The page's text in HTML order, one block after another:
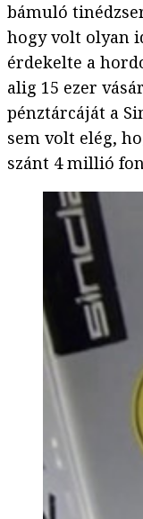
bámuló
hogy volt olyan
érdekelte a
alig 15 ezer
pénztárcáját a
sem volt elég,
szánt 4 millió